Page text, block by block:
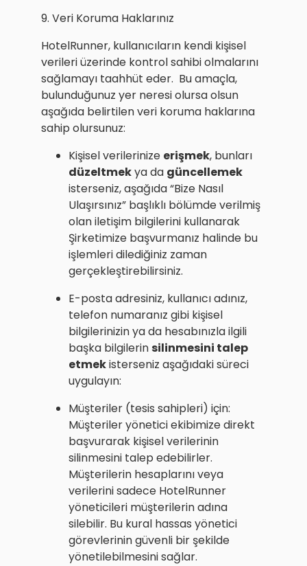
9. Veri Koruma Haklarınız
HotelRunner, kullanıcıların kendi kişisel
verileri üzerinde kontrol sahibi olmalarını
sağlamayı taahhüt eder. Bu amaçla,
bulunduğunuz yer neresi olursa olsun
aşağıda belirtilen veri koruma haklarına
sahip olursunuz:
Kişisel verilerinize erişmek, bunları
düzeltmekya da güncellemek
isterseniz, aşağıda “Bize Nasıl
Ulaşırsınız” başlıklı bölümde verilmiş
olan iletişim bilgilerini kullanarak
Şirketimize başvurmanız halinde bu
işlemleri dilediğiniz zaman
gerçekleştirebilirsiniz.
E-posta adresiniz, kullanıcı adınız,
telefon numaranız gibi kişisel
bilgilerinizin ya da hesabınızla ilgili
başka bilgilerinsilinmesini talep
etmekisterseniz aşağıdaki süreci
uygulayın:
Müşteriler (tesis sahipleri) için:
Müşteriler yönetici ekibimize direkt
başvurarak kişisel verilerinin
silinmesini talep edebilirler.
Müşterilerin hesaplarını veya
verilerini sadece HotelRunner
yöneticileri müşterilerin adına
silebilir. Bu kural hassas yönetici
görevlerinin güvenli bir şekilde
yönetilebilmesini sağlar.